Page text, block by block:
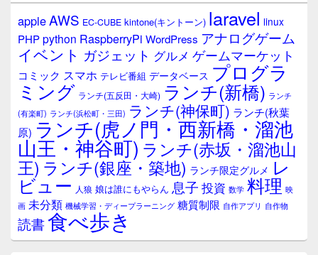
ウ
ィ
ジ
ェ
ア
appleAWS EC-CUBE kintone(キントーン) laravel linux
PHPpython RaspberryPi WordPress アナログゲーム
イベント ガジェット グルメ ゲームマーケット
コミック スマホ テレビ番組 データベース プログラ
ミング ランチ(五反田・大崎) ランチ(新橋) ランチ
(有楽町) ランチ(浜松町・三田) ランチ(神保町) ランチ(秋葉
原) ランチ(虎ノ門・西新橋・溜池
山王・神谷町) ランチ(赤坂・溜池山
王) ランチ(銀座・築地) ランチ限定グルメ レ
ビュー 人狼 娘は誰にもやらん 息子 投資 数学 料理 映
画 未分類 機械学習・ディープラーニング 糖質制限 自作アプリ 自作物
読書食べ歩き